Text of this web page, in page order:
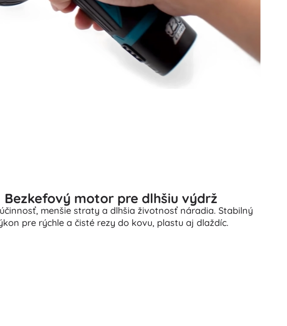
Bezkefový motor pre dlhšiu výdrž
menšie straty a dlhšia životnosť náradia. Stabilný
pre rýchle a čisté rezy do kovu, plastu aj dlaždíc.